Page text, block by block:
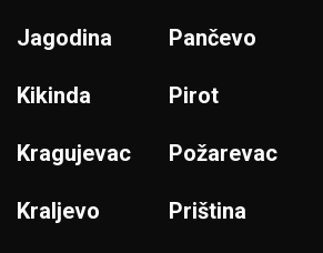
Jagodina
Kikinda
Kragujevac
Kraljevo
Pančevo
Pirot
Požarevac
Priština